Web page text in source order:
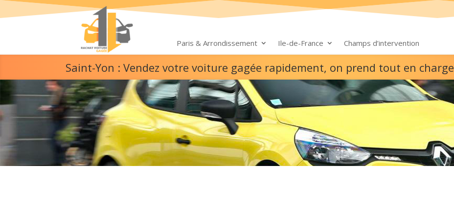
Paris & Arrondissement Ile-de-France Champs d’intervention
Saint-Yon : Vendez votre voiture gagée rapidement, on prend tout en charge